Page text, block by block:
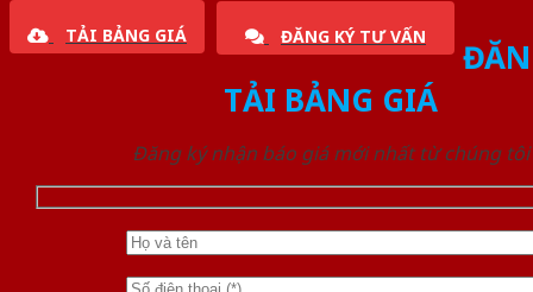
TẢI BẢNG GIÁ ĐĂNG KÝ TƯ VẤN
TẢI BẢNG GIÁ
Đăng ký nhận báo giá mới nhất từ chúng tôi